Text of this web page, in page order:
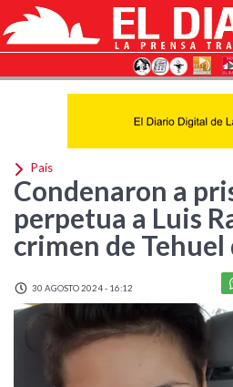
País
Condenaron a
perpetua a Luis
crimen de Tehuel
30 AGOSTO 2024 - 16:12